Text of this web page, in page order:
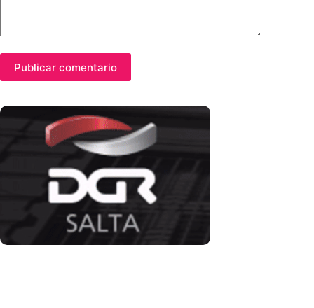
Publicar comentario